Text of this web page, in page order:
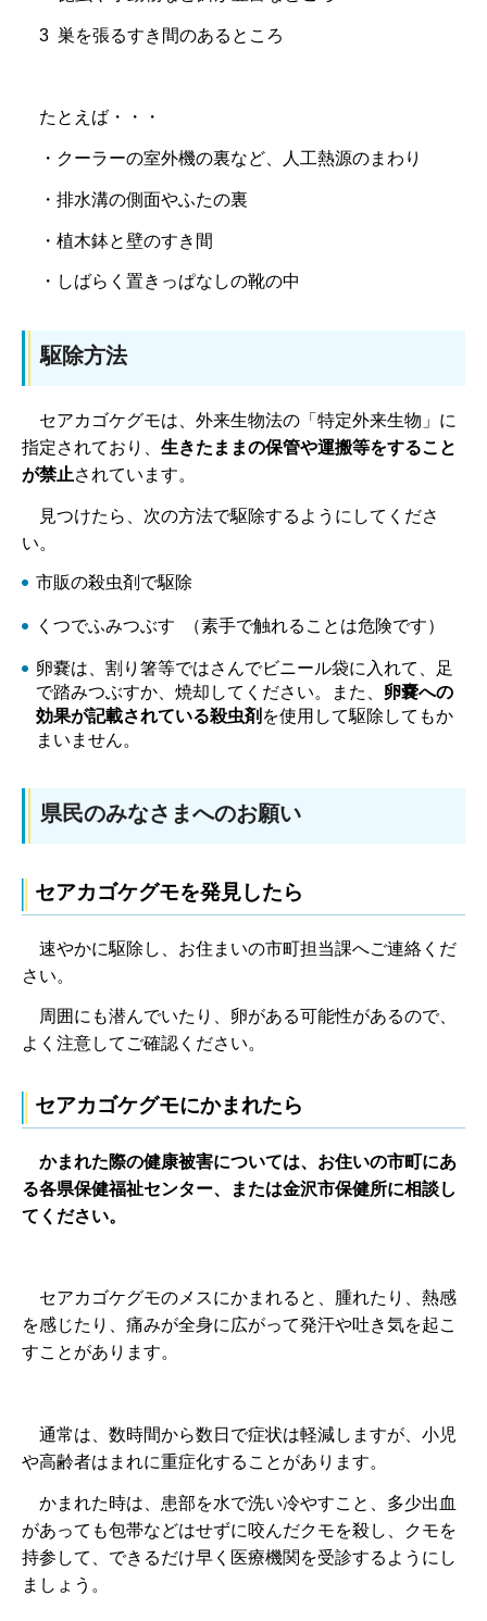
3 巣を張るすき間のあるところ
たとえば・・・
・クーラーの室外機の裏など、人工熱源のまわり
・排水溝の側面やふたの裏
・植木鉢と壁のすき間
・しばらく置きっぱなしの靴の中
駆除方法
セアカゴケグモは、 外来生物法の「特定外来生物」に
指定されており、 生きたままの保管や運搬等をすること
が禁止されています。
見つけたら、次の方法で駆除するようにしてくださ
い。
市販の殺虫剤で駆除
くつでふみつぶす （素手で触れることは危険です）
卵嚢は、割り箸等ではさんでビニール袋に入れて、足
で踏みつぶすか、焼却してください。また、 卵嚢への
効果が記載されている殺虫剤 を使用して駆除してもか
まいません。
県民のみなさまへのお願い
セアカゴケグモを発見したら
速やかに駆除し、 お住まいの市町担当課へご連絡くだ
さい。
周囲にも潜んでいたり、 卵がある可能性があるので、
よく注意してご確認ください。
セアカゴケグモにかまれたら
かまれた際の健康被害については、お住いの市町にあ
る各県保健福祉センター、または金沢市保健所に相談し
てください。
セアカゴケグモのメスにかまれると、 腫れたり、熱感
を感じたり、痛みが全身に広がって発汗や吐き気を起こ
すことがあります。
通常は、 数時間から数日で症状は軽減しますが、小児
や高齢者はまれに重症化することがあります。
かまれた時は、 患部を水で洗い冷やすこと、多少出血
があっても包帯などはせずに咬んだクモを殺し、クモを
持参して、できるだけ早く医療機関を受診するようにし
ましょう。